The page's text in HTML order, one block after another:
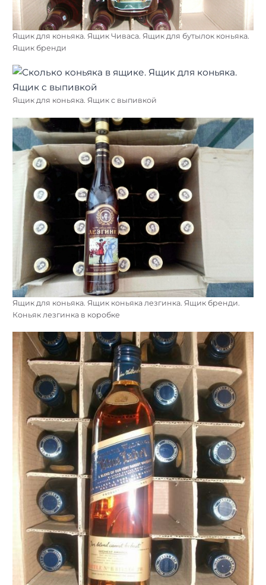
Ящик для коньяка. Ящик Чиваса. Ящик для бутылок коньяка.
Ящик бренди
Ящик для коньяка. Ящик с выпивкой
Ящик для коньяка. Ящик коньяка лезгинка. Ящик бренди.
Коньяк лезгинка в коробке